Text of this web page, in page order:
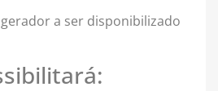
a ser disponibilizado